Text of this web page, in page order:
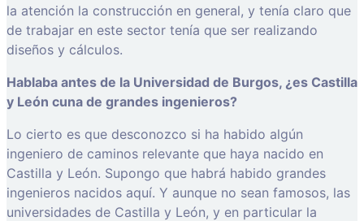
la atención la construcción en general, y tenía claro que
de trabajar en este sector tenía que ser realizando
diseños y cálculos.
Hablaba antes de la Universidad de Burgos, ¿es Castilla
y León cuna de grandes ingenieros?
Lo cierto es que desconozco si ha habido algún
ingeniero de caminos relevante que haya nacido en
Castilla y León. Supongo que habrá habido grandes
ingenieros nacidos aquí. Y aunque no sean famosos, las
universidades de Castilla y León, y en particular la